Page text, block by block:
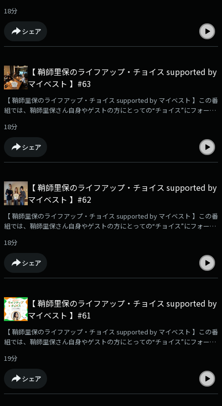
えします！✨✉️リスナーさんからのメッセージをご紹介！・旅の必需品
は？📩ハマっていてレコメンドしたいこと、あなたの今のキャッチコピ
ー、番組への感想や、鞘師里保に聞きたいこと、相談…など、大募集中で
す！メッセージは⁠⁠⁠⁠⁠⁠⁠⁠⁠⁠⁠⁠⁠⁠⁠コチラ⁠⁠⁠⁠⁠⁠⁠⁠⁠⁠⁠⁠⁠⁠⁠から📮☆番組のハッシュタグは【 #りほちょい
★・・・・・★・・・ TOKYO FM毎週土曜 午前9時30分～9時55分 放送番
組HP：⁠⁠⁠⁠⁠⁠⁠⁠⁠⁠⁠⁠⁠⁠⁠⁠⁠⁠⁠⁠⁠https://www.tfm.co.jp/choice/⁠⁠⁠⁠⁠⁠⁠⁠⁠⁠⁠⁠⁠⁠⁠⁠⁠⁠⁠⁠⁠YouTube企画！検証動画を公開
中！⁠⁠⁠⁠⁠⁠⁠⁠⁠⁠⁠⁠⁠⁠⁠⁠⁠⁠⁠⁠⁠https://youtu.be/USfyn_ykGVY?si=zfiDwz3e1wWdwEE4⁠⁠⁠⁠⁠⁠⁠⁠⁠⁠⁠⁠⁠⁠⁠⁠⁠⁠⁠⁠⁠・・・
#TOKYOFM #SUPERDRAGON #スパドラ #飯島颯 #伊藤壮吾
18分
シェア
【 鞘師里保のライフアップ・チョイス supported by
マイベスト 】#63
【 鞘師里保のライフアップ・チョイス supported by マイベスト 】この番
組では、鞘師里保さん自身やゲストの方にとっての“チョイス”にフォーカ
ます！✨✉️リスナーさんからのメッセージをご紹介！・パン作りをレコメ
ンド！📩ハマっていてレコメンドしたいこと、あなたの今のキャッチコピ
ー、番組への感想や、鞘師里保に聞きたいこと、相談…など、大募集中で
す！メッセージは⁠⁠⁠⁠⁠⁠⁠⁠⁠⁠⁠⁠⁠⁠コチラ⁠⁠⁠⁠⁠⁠⁠⁠⁠⁠⁠⁠⁠⁠から📮☆番組のハッシュタグは【 #りほちょい
★・・・・・★・・・ TOKYO FM毎週土曜 午前9時30分～9時55分 放送番
組HP：⁠⁠⁠⁠⁠⁠⁠⁠⁠⁠⁠⁠⁠⁠⁠⁠⁠⁠⁠⁠https://www.tfm.co.jp/choice/⁠⁠⁠⁠⁠⁠⁠⁠⁠⁠⁠⁠⁠⁠⁠⁠⁠⁠⁠⁠YouTube企画！検証動画を公開
中！⁠⁠⁠⁠⁠⁠⁠⁠⁠⁠⁠⁠⁠⁠⁠⁠⁠⁠⁠⁠https://youtu.be/USfyn_ykGVY?si=zfiDwz3e1wWdwEE4⁠⁠⁠⁠⁠⁠⁠⁠⁠⁠⁠⁠⁠⁠⁠⁠⁠⁠⁠⁠・・・
#TOKYOFM #SUPERDRAGON #スパドラ #飯島颯 #伊藤壮吾
18分
シェア
【 鞘師里保のライフアップ・チョイス supported by
マイベスト 】#62
【 鞘師里保のライフアップ・チョイス supported by マイベスト 】この番
組では、鞘師里保さん自身やゲストの方にとっての“チョイス”にフォーカ
えします！✨✉️リスナーさんからのメッセージをご紹介！・「富士急ハイ
ランド」の賞味期限5分のシュークリームをレコメンド！📩ハマっていて
レコメンドしたいこと、あなたの今のキャッチコピー、番組への感想や、
鞘師里保に聞きたいこと、相談…など、大募集中です！メッセージは⁠⁠⁠⁠⁠⁠⁠⁠⁠⁠⁠⁠⁠コチ
ちしています！・・・★・・・・・★・・・・・★・・・・・★・・・
TOKYO FM毎週土曜 午前9時30分～9時55分 放送番組
HP：⁠⁠⁠⁠⁠⁠⁠⁠⁠⁠⁠⁠⁠⁠⁠⁠⁠⁠⁠https://www.tfm.co.jp/choice/⁠⁠⁠⁠⁠⁠⁠⁠⁠⁠⁠⁠⁠⁠⁠⁠⁠⁠⁠YouTube企画！検証動画を公開
★・・・・・★・・・・・★・・・・・★・・・#鞘師里保 #マイベスト
#TOKYOFM #SUPERDRAGON #スパドラ #飯島颯 #伊藤壮吾
18分
シェア
【 鞘師里保のライフアップ・チョイス supported by
マイベスト 】#61
【 鞘師里保のライフアップ・チョイス supported by マイベスト 】この番
組では、鞘師里保さん自身やゲストの方にとっての“チョイス”にフォーカ
ド！🗣️街ゆく方々にインタビュー！「あなたのキャッチコピーを教え
て！」📩ハマっていてレコメンドしたいこと、あなたの今のキャッチコピ
ー、番組への感想や、鞘師里保に聞きたいこと、相談…など、大募集中で
す！メッセージは⁠⁠⁠⁠⁠⁠⁠⁠⁠⁠⁠⁠コチラ⁠⁠⁠⁠⁠⁠⁠⁠⁠⁠⁠⁠から📮☆番組のハッシュタグは【 #りほちょい
19分
シェア